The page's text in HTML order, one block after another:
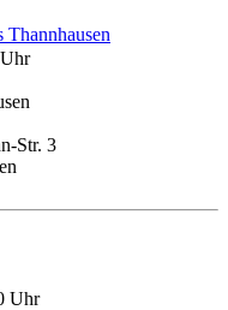
Thannhausen
Str. 3
Uhr